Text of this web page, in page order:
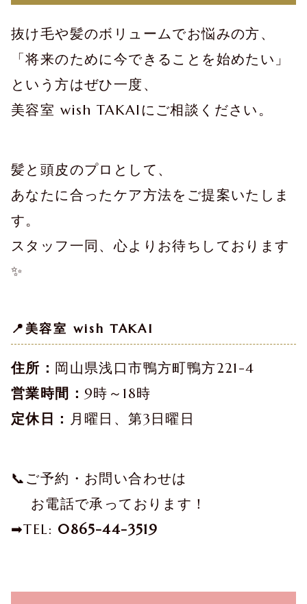
抜け毛や髪のボリュームでお悩みの方、
「将来のために今できることを始めたい」
という方はぜひ一度、
美容室 wish TAKAIにご相談ください。
髪と頭皮のプロとして、
あなたに合ったケア方法をご提案いたしま
す。
スタッフ一同、心よりお待ちしております
✨
📍美容室 wish TAKAI
住所： 岡山県浅口市鴨方町鴨方221-4
営業時間： 9時～18時
定休日： 月曜日、第3日曜日
📞ご予約・お問い合わせは
お電話で承っております！
➡TEL: 0865-44-3519